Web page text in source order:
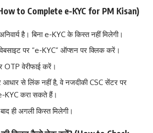
to Complete e-KYC for PM Kisan)
है। बिना e-KYC के किस्त नहीं मिलेगी।
पर “e-KYC” ऑप्शन पर क्लिक करें।
वेरीफाई करें।
आधार से लिंक नहीं है, वे नजदीकी CSC सेंटर पर
KYC करा सकते हैं।
ही अगली किस्त मिलेगी।